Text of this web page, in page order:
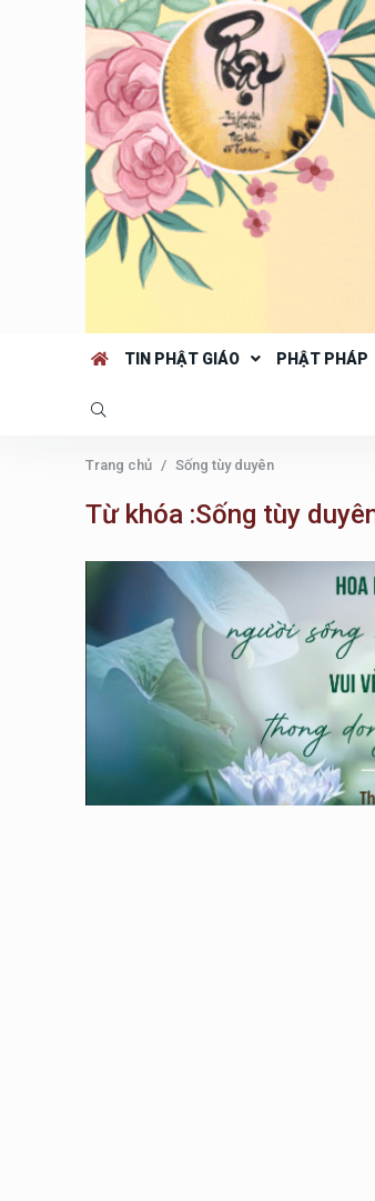
TIN PHẬT GIÁO PHẬT PHÁP
Trang chủ Sống tùy duyên
Từ khóa :Sống tùy